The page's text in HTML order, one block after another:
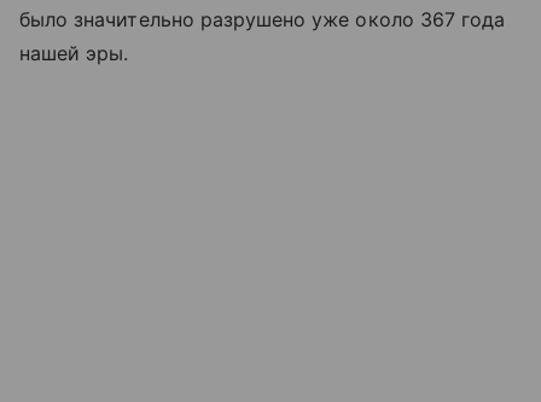
было значительно разрушено уже около 367 года
нашей эры.